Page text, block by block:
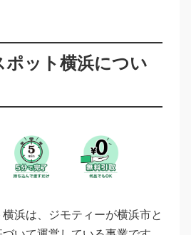
ポット横浜につい
浜は、ジモティーが横浜市と